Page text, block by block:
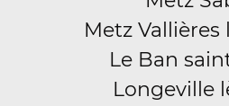
Metz Vallières
Le Ban
Longeville